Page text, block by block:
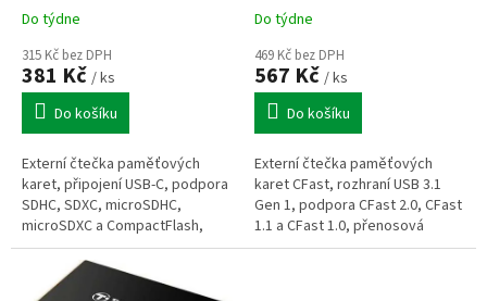
Do týdne
315 Kč bez DPH
381 Kč / ks
Do košíku
Externí čtečka paměťových
karet, připojení USB-C, podpora
SDHC, SDXC, microSDHC,
microSDXC a CompactFlash,
podpora UHS-I a UDMA7,
kompaktní provedení, rychlý
přenos dat, černé...
Do týdne
469 Kč bez DPH
567 Kč / ks
Do košíku
Externí čtečka paměťových
karet CFast, rozhraní USB 3.1
Gen 1, podpora CFast 2.0, CFast
1.1 a CFast 1.0, přenosová
rychlost až 500 MB/s, zpětná